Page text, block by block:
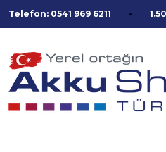
Telefon: 0541 969 6211